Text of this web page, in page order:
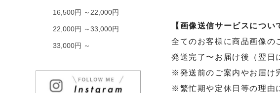
16,500円 ～22,000円
22,000円 ～33,000円
33,000円 ～
【画像送信サービスについ
全てのお客様に商品画像の
発送完了〜お届け後（翌日
※発送前のご案内やお届け
※繁忙期や定休日等の理由